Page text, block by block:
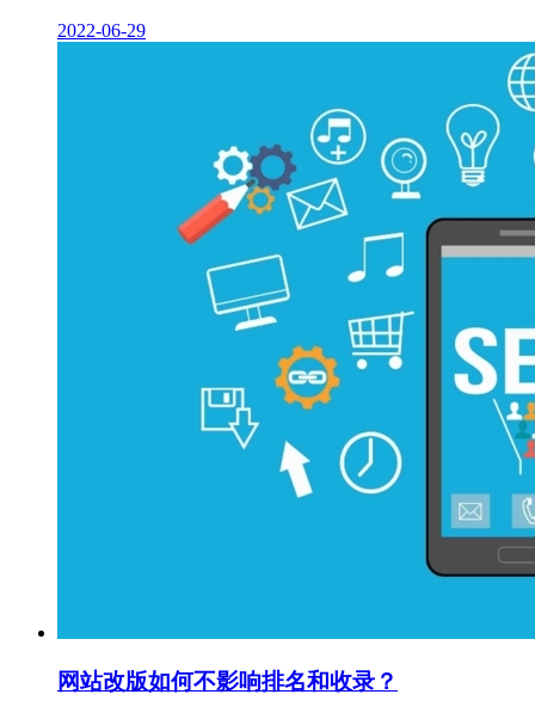
2022-06-29
网站改版如何不影响排名和收录？